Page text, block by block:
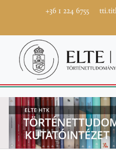
+36 1 224 6755